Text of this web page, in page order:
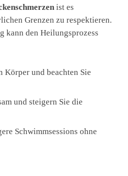
ist es
Grenzen zu respektieren.
kann den Heilungsprozess
Körper und beachten Sie
und steigern Sie die
Schwimmsessions ohne